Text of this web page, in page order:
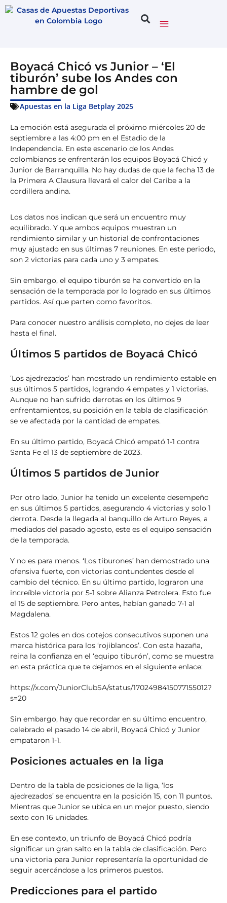
Boyacá Chicó vs Junior – ‘El
tiburón’ sube los Andes con
hambre de gol
Apuestas en la Liga Betplay 2025
La emoción está asegurada el próximo miércoles 20 de
septiembre a las 4:00 pm en el Estadio de la
Independencia. En este escenario de los Andes
colombianos se enfrentarán los equipos Boyacá Chicó y
Junior de Barranquilla. No hay dudas de que la fecha 13 de
la Primera A Clausura llevará el calor del Caribe a la
cordillera andina.
Los datos nos indican que será un encuentro muy
equilibrado. Y que ambos equipos muestran un
rendimiento similar y un historial de confrontaciones
muy ajustado en sus últimas 7 reuniones. En este periodo,
son 2 victorias para cada uno y 3 empates.
Sin embargo, el equipo tiburón se ha convertido en la
sensación de la temporada por lo logrado en sus últimos
partidos. Así que parten como favoritos.
Para conocer nuestro análisis completo, no dejes de leer
hasta el final.
Últimos 5 partidos de Boyacá Chicó
‘Los ajedrezados’ han mostrado un rendimiento estable en
sus últimos 5 partidos, logrando 4 empates y 1 victorias.
Aunque no han sufrido derrotas en los últimos 9
enfrentamientos, su posición en la tabla de clasificación
se ve afectada por la cantidad de empates.
En su último partido, Boyacá Chicó empató 1-1 contra
Santa Fe el 13 de septiembre de 2023.
Últimos 5 partidos de Junior
Por otro lado, Junior ha tenido un excelente desempeño
en sus últimos 5 partidos, asegurando 4 victorias y solo 1
derrota. Desde la llegada al banquillo de Arturo Reyes, a
mediados del pasado agosto, este es el equipo sensación
de la temporada.
Y no es para menos. ‘Los tiburones’ han demostrado una
ofensiva fuerte, con victorias contundentes desde el
cambio del técnico. En su último partido, lograron una
increíble victoria por 5-1 sobre Alianza Petrolera. Esto fue
el 15 de septiembre. Pero antes, habían ganado 7-1 al
Magdalena.
Estos 12 goles en dos cotejos consecutivos suponen una
marca histórica para los ‘rojiblancos’. Con esta hazaña,
reina la confianza en el ‘equipo tiburón’, como se muestra
en esta práctica que te dejamos en el siguiente enlace:
https://x.com/JuniorClubSA/status/1702498415077155012?
s=20
Sin embargo, hay que recordar en su último encuentro,
celebrado el pasado 14 de abril, Boyacá Chicó y Junior
empataron 1-1.
Posiciones actuales en la liga
Dentro de la tabla de posiciones de la liga, ‘los
ajedrezados’ se encuentra en la posición 15, con 11 puntos.
Mientras que Junior se ubica en un mejor puesto, siendo
sexto con 16 unidades.
En ese contexto, un triunfo de Boyacá Chicó podría
significar un gran salto en la tabla de clasificación. Pero
una victoria para Junior representaría la oportunidad de
seguir acercándose a los primeros puestos.
Predicciones para el partido